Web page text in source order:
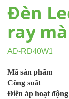
Đèn
ray
AD-RD40W1
Mã sản phẩm
Công suất
Điện áp hoạt động